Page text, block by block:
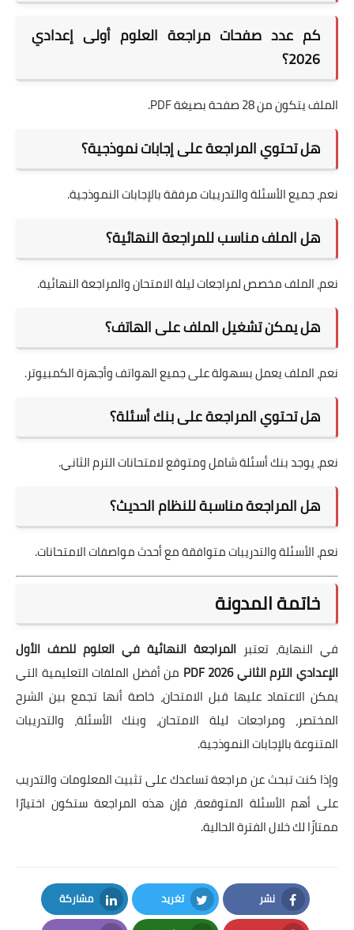
كم عدد صفحات مراجعة العلوم أولى إعدادي
2026؟
الملف يتكون من 28 صفحة بصيغة PDF.
هل تحتوي المراجعة على إجابات نموذجية؟
نعم، جميع الأسئلة والتدريبات مرفقة بالإجابات النموذجية.
هل الملف مناسب للمراجعة النهائية؟
نعم، الملف مخصص لمراجعات ليلة الامتحان والمراجعة النهائية.
هل يمكن تشغيل الملف على الهاتف؟
نعم، الملف يعمل بسهولة على جميع الهواتف وأجهزة الكمبيوتر.
هل تحتوي المراجعة على بنك أسئلة؟
نعم، يوجد بنك أسئلة شامل ومتوقع لامتحانات الترم الثاني.
هل المراجعة مناسبة للنظام الحديث؟
نعم، الأسئلة والتدريبات متوافقة مع أحدث مواصفات الامتحانات.
خاتمة المدونة
في النهاية، تعتبر المراجعة النهائية في العلوم للصف الأول
الإعدادي الترم الثاني 2026 PDF
من أفضل الملفات التعليمية التي
يمكن الاعتماد عليها قبل الامتحان، خاصة أنها تجمع بين الشرح
المختصر، ومراجعات ليلة الامتحان، وبنك الأسئلة، والتدريبات
المتنوعة بالإجابات النموذجية.
وإذا كنت تبحث عن مراجعة تساعدك على تثبيت المعلومات والتدريب
على أهم الأسئلة المتوقعة، فإن هذه المراجعة ستكون اختيارًا
ممتازًا لك خلال الفترة الحالية.
نشر
Facebook
تغريد
Twitter
مشاركة
LinkedIn